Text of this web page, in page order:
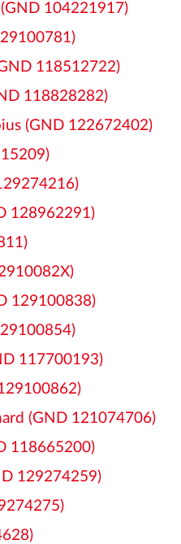
104221917)
118512722)
118828282)
(GND 122672402)
128962291)
129100838)
117700193)
(GND 121074706)
118665200)
129274259)